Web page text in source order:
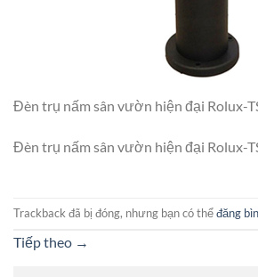
Đèn trụ nấm sân vườn hiện đại Rolux-
Đèn trụ nấm sân vườn hiện đại Rolux-
Trackback đã bị đóng, nhưng bạn có thểđăng
Tiếp theo →